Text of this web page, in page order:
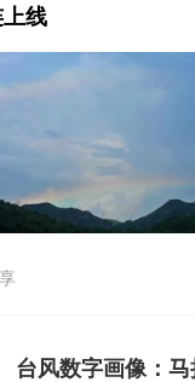
线
台风数字画像：